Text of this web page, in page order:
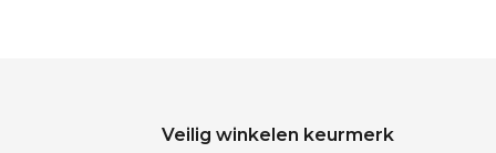
Veilig winkelen keurmerk